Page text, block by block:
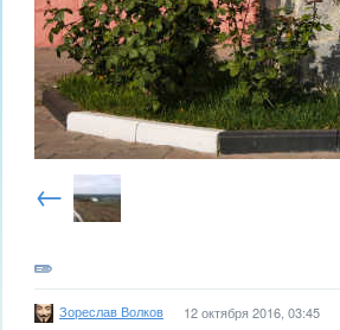
←
Зореслав Волков 12 октября 2016, 03:45